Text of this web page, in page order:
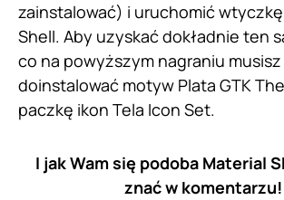
zainstalować) i uruchomić
Shell. Aby uzyskać dokładnie ten
co na powyższym nagraniu
doinstalować motyw Plata GTK
paczkę ikon Tela Icon Set.
I jak Wam się podoba Material
znać w komentarzu!